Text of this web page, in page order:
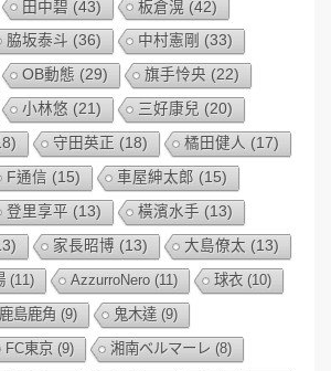
田中碧 (43) 板倉滉 (42)
脇坂泰斗 (36) 中村憲剛 (33)
OB動態 (29) 旗手怜央 (22)
小林悠 (21) 三好康兒 (20)
守田英正 (18) 橘田健人 (17)
F通信 (15) 車屋紳太郎 (15)
登里享平 (13) 橫濱水手 (13)
家長昭博 (13) 大島僚太 (13)
(11) AzzurroNero (11) 球衣 (10)
鹿島鹿角 (9) 鬼木達 (9)
FC東京 (9) 湘南ベルマーレ (8)